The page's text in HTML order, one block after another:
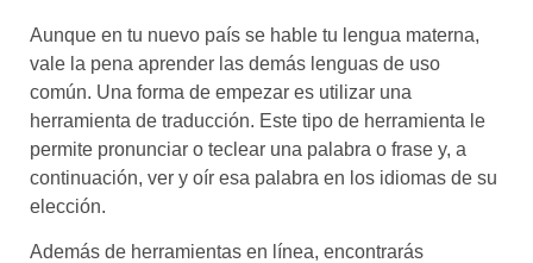
Aunque en tu nuevo país se hable tu lengua materna,
vale la pena aprender las demás lenguas de uso
común. Una forma de empezar es utilizar una
herramienta de traducción. Este tipo de herramienta le
permite pronunciar o teclear una palabra o frase y, a
continuación, ver y oír esa palabra en los idiomas de su
elección.
Además de herramientas en línea, encontrarás